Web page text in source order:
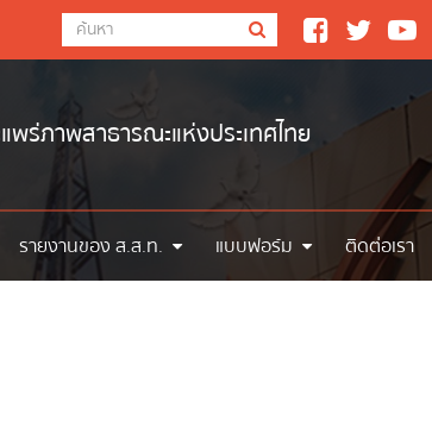
ร่ภาพสาธารณะแห่งประเทศไทย
รายงานของ ส.ส.ท. แบบฟอร์ม ติดต่อเรา